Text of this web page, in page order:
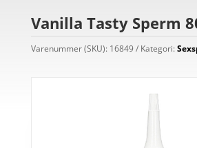
Vanilla Tasty Sperm
Varenummer (SKU): 16849 Kategori: